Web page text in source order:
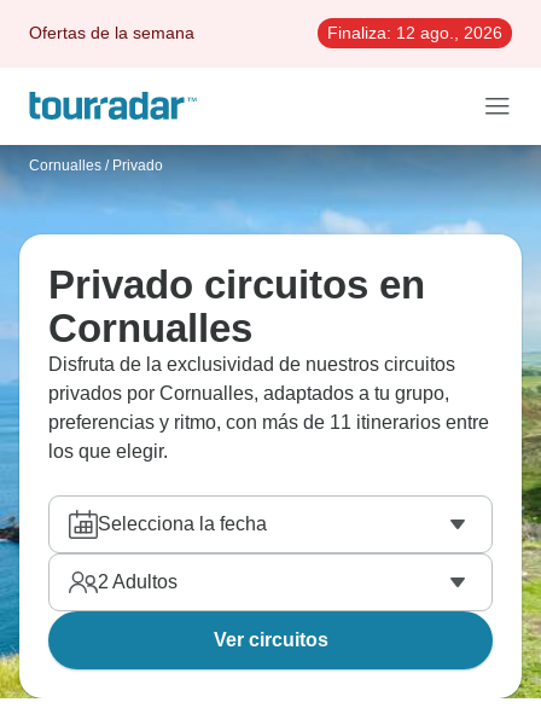
Ofertas de la semana Finaliza: 12 ago., 2026
Cornualles / Privado
Privado circuitos en
Cornualles
Disfruta de la exclusividad de nuestros circuitos
privados por Cornualles, adaptados a tu grupo,
preferencias y ritmo, con más de 11 itinerarios entre
los que elegir.
Selecciona la fecha
2 Adultos
Ver circuitos